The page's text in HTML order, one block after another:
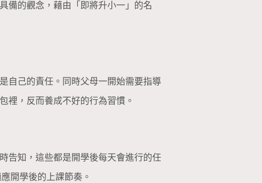
備的觀念，藉由「即將升小一」的名
自己的責任。同時父母一開始需要指導
裡，反而養成不好的行為習慣。
告知，這些都是開學後每天會進行的任
開學後的上課節奏。